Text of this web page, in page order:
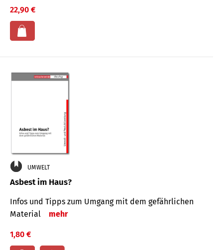
22,90 €
UMWELT
Asbest im Haus?
Infos und Tipps zum Um­gang mit dem ge­fähr­lichen
Mate­rial
mehr
1,80 €